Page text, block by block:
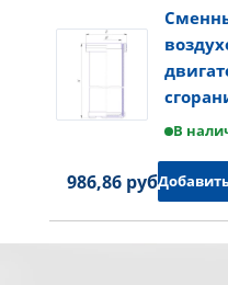
В
986,86 руб.